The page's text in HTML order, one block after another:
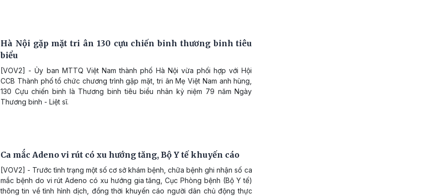
Hà Nội gặp mặt tri ân 130 cựu chiến binh thương binh tiêu
biểu
[VOV2] - Ủy ban MTTQ Việt Nam thành phố Hà Nội vừa phối hợp với Hội
CCB Thành phố tổ chức chương trình gặp mặt, tri ân Mẹ Việt Nam anh hùng,
130 Cựu chiến binh là Thương binh tiêu biểu nhân kỷ niệm 79 năm Ngày
Thương binh - Liệt sĩ.
Ca mắc Adeno vi rút có xu hướng tăng, Bộ Y tế khuyến cáo
[VOV2] - Trước tình trạng một số cơ sở khám bệnh, chữa bệnh ghi nhận số ca
mắc bệnh do vi rút Adeno có xu hướng gia tăng, Cục Phòng bệnh (Bộ Y tế)
thông tin về tình hình dịch, đồng thời khuyến cáo người dân chủ động thực